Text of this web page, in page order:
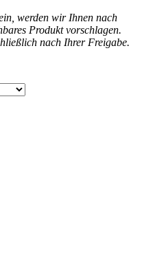
werden wir Ihnen nach
Produkt vorschlagen.
nach Ihrer Freigabe.